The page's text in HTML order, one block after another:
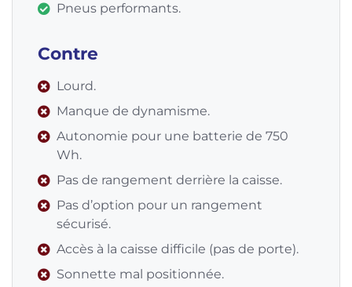
Pneus performants.
Contre
Lourd.
Manque de dynamisme.
Autonomie pour une batterie de 750
Wh.
Pas de rangement derrière la caisse.
Pas d’option pour un rangement
sécurisé.
Accès à la caisse difficile (pas de porte).
Sonnette mal positionnée.